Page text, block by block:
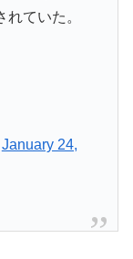
ていた。
January 24,